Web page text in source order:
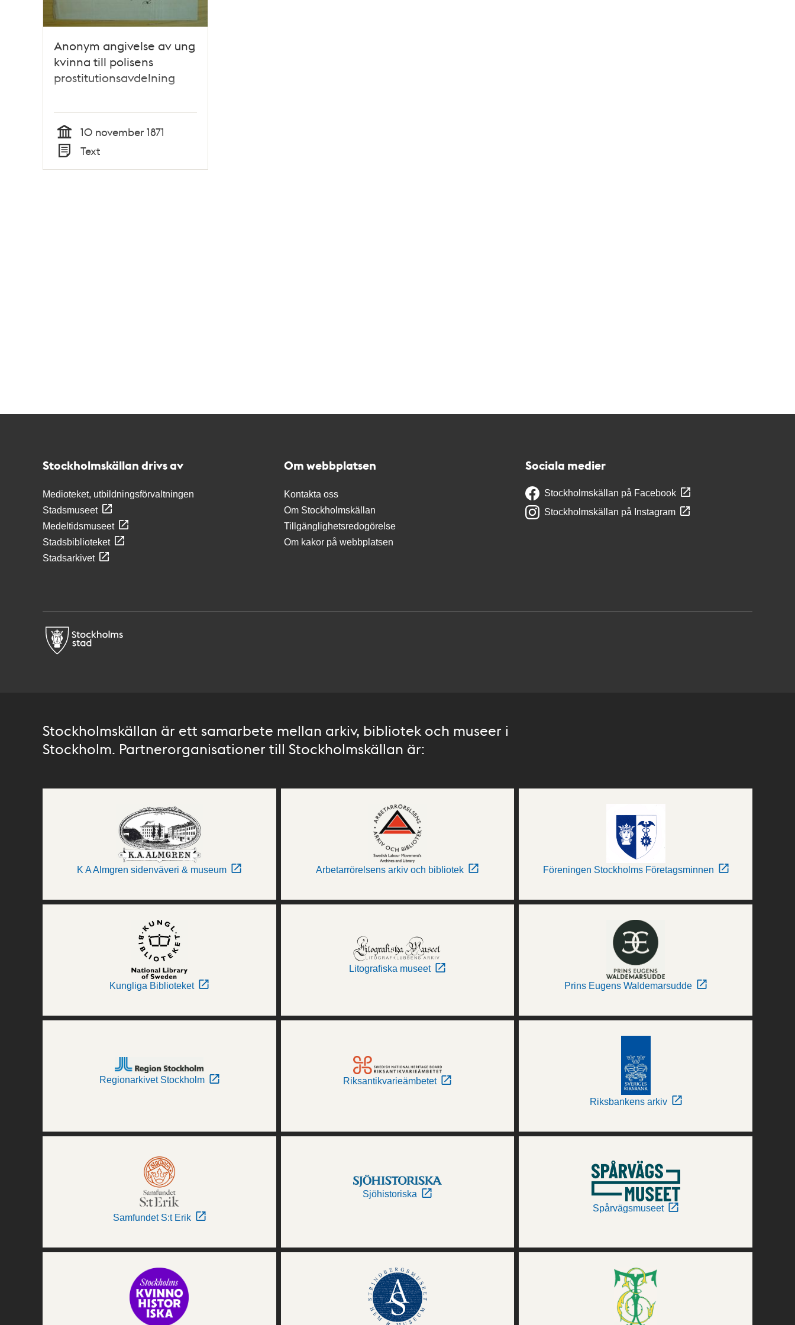
Anonym angivelse av ung
kvinna till polisens
prostitutionsavdelning
Tid
10 november 1871
Typ
Text
Stockholmskällan drivs av
Medioteket, utbildningsförvaltningen
Stadsmuseet
Medeltidsmuseet
Stadsbiblioteket
Stadsarkivet
Om webbplatsen
Kontakta oss
Om Stockholmskällan
Tillgänglighetsredogörelse
Om kakor på webbplatsen
Sociala medier
Stockholmskällan på Facebook
Stockholmskällan på Instagram
Stockholmskällan är ett samarbete mellan arkiv, bibliotek och museer i
Stockholm. Partnerorganisationer till Stockholmskällan är:
K A Almgren sidenväveri & museum Arbetarrörelsens arkiv och bibliotek Föreningen Stockholms Företagsminnen
Kungliga Biblioteket
Litografiska museet
Prins Eugens Waldemarsudde
Regionarkivet Stockholm Riksantikvarieämbetet
Riksbankens arkiv
Samfundet S:t Erik
Sjöhistoriska
Spårvägsmuseet